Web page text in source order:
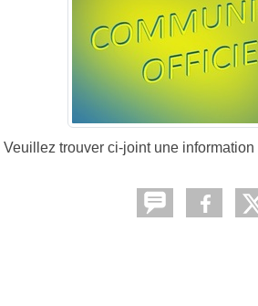
Veuillez trouver ci-joint une